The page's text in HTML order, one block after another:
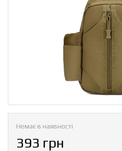
Немає в наявності
393 грн